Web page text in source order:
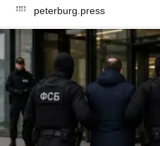
peterburg.press